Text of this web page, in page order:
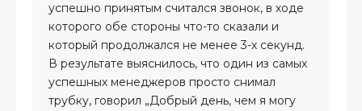
успешно принятым считался звонок, в ходе
которого обе стороны что-то сказали и
который продолжался не менее 3-х секунд.
В результате выяснилось, что один из самых
успешных менеджеров просто снимал
трубку, говорил „Добрый день, чем я могу